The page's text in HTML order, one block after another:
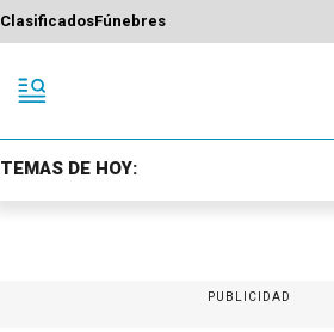
ClasificadosFúnebres
TEMAS DE HOY:
PUBLICIDAD